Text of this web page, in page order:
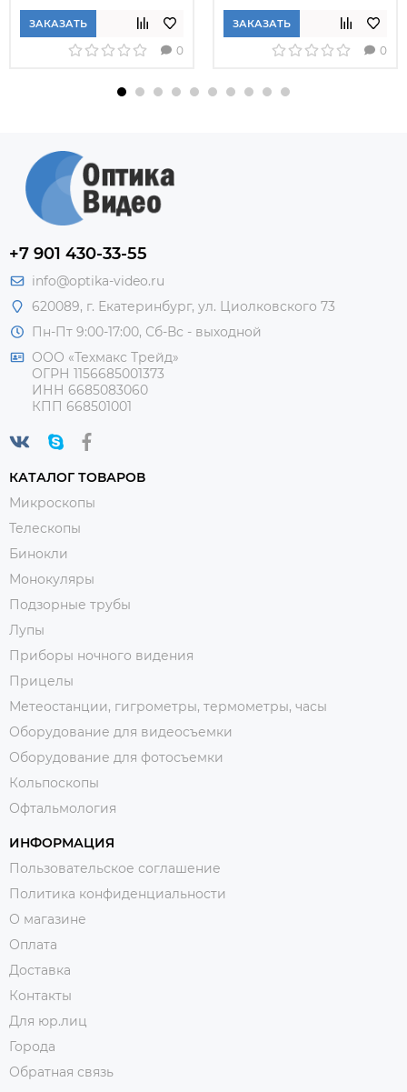
ЗАКАЗАТЬ
0
ЗАКАЗАТЬ
0
+7 901 430-33-55
info@optika-video.ru
620089, г. Екатеринбург, ул. Циолковского 73
Пн-Пт 9:00-17:00, Сб-Вс - выходной
ООО «Техмакс Трейд»
ОГРН 1156685001373
ИНН 6685083060
КПП 668501001
КАТАЛОГ ТОВАРОВ
Микроскопы
Телескопы
Бинокли
Монокуляры
Подзорные трубы
Лупы
Приборы ночного видения
Прицелы
Метеостанции, гигрометры, термометры, часы
Оборудование для видеосъемки
Оборудование для фотосъемки
Кольпоскопы
Офтальмология
ИНФОРМАЦИЯ
Пользовательское соглашение
Политика конфиденциальности
О магазине
Оплата
Доставка
Контакты
Для юр.лиц
Города
Обратная связь